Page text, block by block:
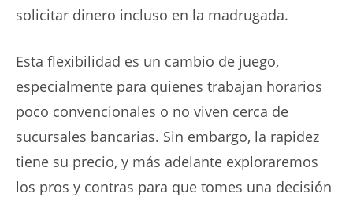
solicitar dinero incluso en la madrugada.
Esta flexibilidad es un cambio de juego,
especialmente para quienes trabajan horarios
poco convencionales o no viven cerca de
sucursales bancarias. Sin embargo, la rapidez
tiene su precio, y más adelante exploraremos
los pros y contras para que tomes una decisión